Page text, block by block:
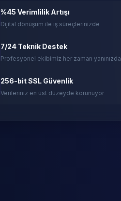
%45 Verimlilik Artışı
Dijital dönüşüm ile iş süreçlerinizde
7/24 Teknik Destek
Profesyonel ekibimiz her zaman yanınızda
256-bit SSL Güvenlik
Verileriniz en üst düzeyde korunuyor